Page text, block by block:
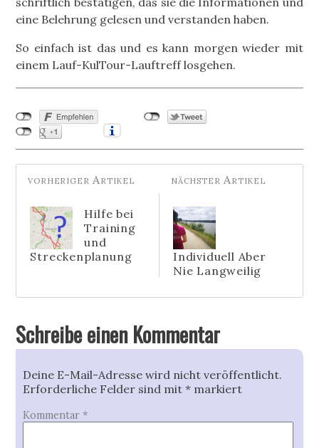
eine Belehrung gelesen und verstanden haben.
So einfach ist das und es kann morgen wieder mit
einem Lauf-KulTour-Lauftreff losgehen.
Hilfe bei
Training
und
Streckenplanung
Individuell Aber
Nie Langweilig
Schreibe einen Kommentar
Deine E-Mail-Adresse wird nicht veröffentlicht.
Erforderliche Felder sind mit* markiert
Kommentar*